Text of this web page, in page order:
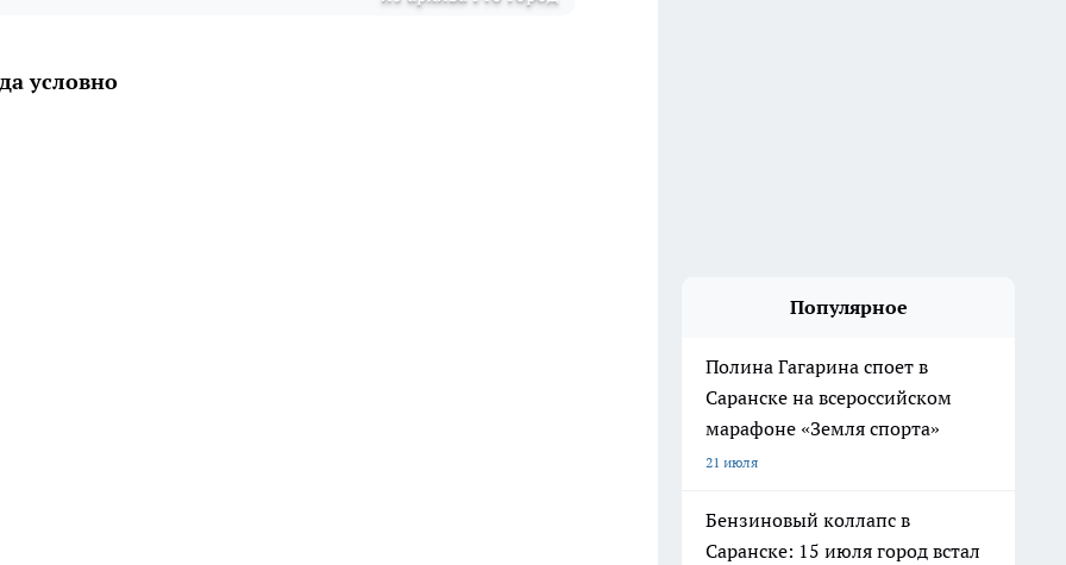
условно
Популярное
Полина Гагарина споет в
Саранске на всероссийском
марафоне «Земля спорта»
21 июля
Бензиновый коллапс в
Саранске: 15 июля город встал